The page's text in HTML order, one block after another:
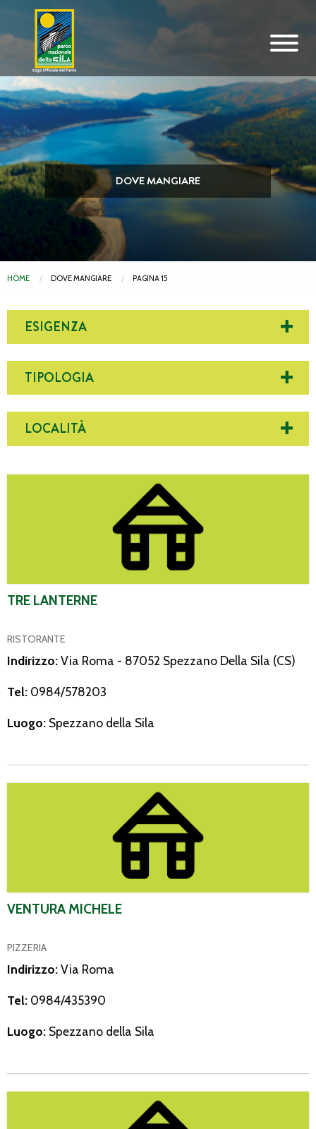
Vai al contenuto principale
DOVE MANGIARE
HOME DOVE MANGIARE PAGINA 15
ESIGENZA
TIPOLOGIA
LOCALITÀ
TRE LANTERNE
RISTORANTE
Indirizzo:Via Roma - 87052 Spezzano Della Sila (CS)
Tel: 0984/578203
Luogo: Spezzano della Sila
VENTURA MICHELE
PIZZERIA
Indirizzo:Via Roma
Tel: 0984/435390
Luogo: Spezzano della Sila